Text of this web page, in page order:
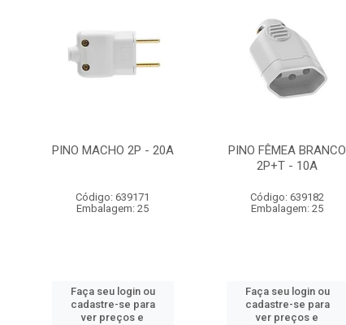
PINO MACHO 2P - 20A
Código: 639171
Embalagem: 25
Faça seu login ou
cadastre-se para
ver preços e
PINO FÊMEA BRANCO
2P+T - 10A
Código: 639182
Embalagem: 25
Faça seu login ou
cadastre-se para
ver preços e